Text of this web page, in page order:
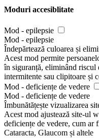
Moduri accesiblitate
Mod - epilepsie
Mod - epilepsie
Îndepărtează culoarea și
Acest mod permite
în siguranță, eliminând
intermitente sau clipitoare și
Mod - deficiențe de vedere
Mod - deficiențe de vedere
Îmbunătățește vizualizarea
Acest mod ajustează site-ul
deficiențe de vedere, cum
Cataracta, Glaucom și altele